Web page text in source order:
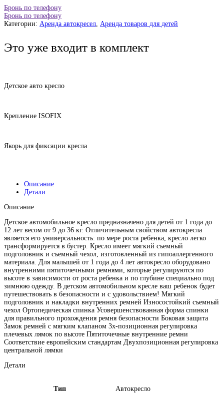
Бронь по телефону
Бронь по телефону
Категории: Аренда автокресел, Аренда товаров для детей
Это уже входит в комплект
Детское авто кресло
Крепление ISOFIX
Якорь для фиксации кресла
Описание
Детали
Описание
Детское автомобильное кресло предназначено для детей от 1 года до
12 лет весом от 9 до 36 кг. Отличительным свойством автокресла
является его универсальность: по мере роста ребенка, кресло легко
трансформируется в бустер. Кресло имеет мягкий съемный
подголовник и съемный чехол, изготовленный из гипоаллергенного
материала. Для малышей от 1 года до 4 лет автокресло оборудовано
внутренними пятиточечными ремнями, которые регулируются по
высоте в зависимости от роста ребенка и по глубине специально под
зимнюю одежду. В детском автомобильном кресле ваш ребенок будет
путешествовать в безопасности и с удовольствием! Мягкий
подголовник и накладки внутренних ремней Износостойкий съемный
чехол Ортопедическая спинка Усовершенствованная форма спинки
для правильного прохождения ремня безопасности Боковая защита
Замок ремней с мягким клапаном 3х-позиционная регулировка
плечевых лямок по высоте Пятиточечные внутренние ремни
Соответствие европейским стандартам Двухпозиционная регулировка
центральной лямки
Детали
Тип Автокресло